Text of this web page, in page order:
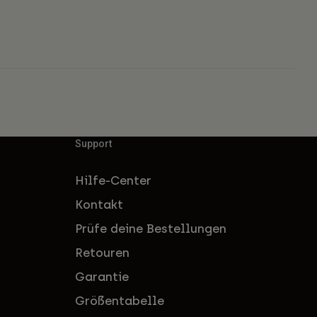
Support
Hilfe-Center
Kontakt
Prüfe deine Bestellungen
Retouren
Garantie
Größentabelle